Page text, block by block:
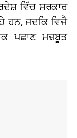
ਵਿੱਚ ਸਰਕਾਰ
ਹਨ, ਜਦਕਿ ਵਿਜੈ
ਪਛਾਣ ਮਜ਼ਬੂਤ